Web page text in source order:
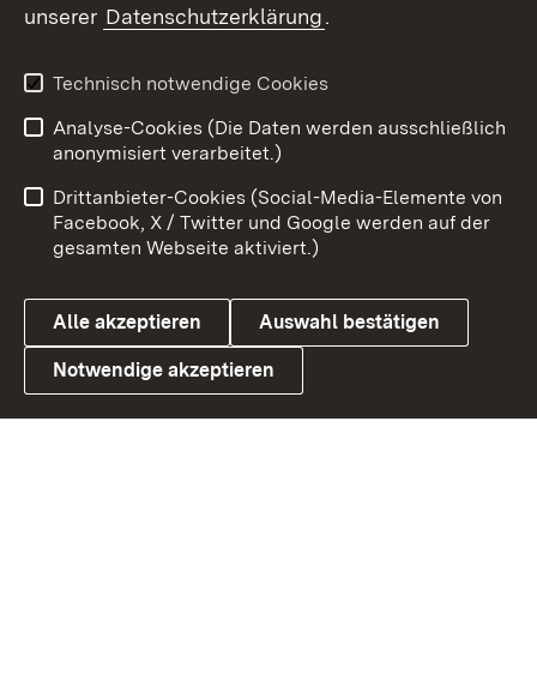
X / Twitter
Youtube
Link zum Landesportal
Benutzungshinweise
Barrierefreiheit
Datenschutz
Cookies
unserer Datenschutzerklärung.
Technisch notwendige Cookies
Analyse-Cookies (Die Daten werden ausschließlich
anonymisiert verarbeitet.)
Drittanbieter-Cookies (Social-Media-Elemente von
Facebook, X / Twitter und Google werden auf der
gesamten Webseite aktiviert.)
Alle akzeptieren Auswahl bestätigen
Notwendige akzeptieren